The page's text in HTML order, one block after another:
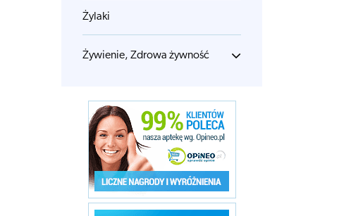
Żylaki
Żywienie, Zdrowa żywność